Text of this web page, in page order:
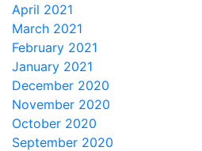
April 2021
March 2021
February 2021
January 2021
December 2020
November 2020
October 2020
September 2020